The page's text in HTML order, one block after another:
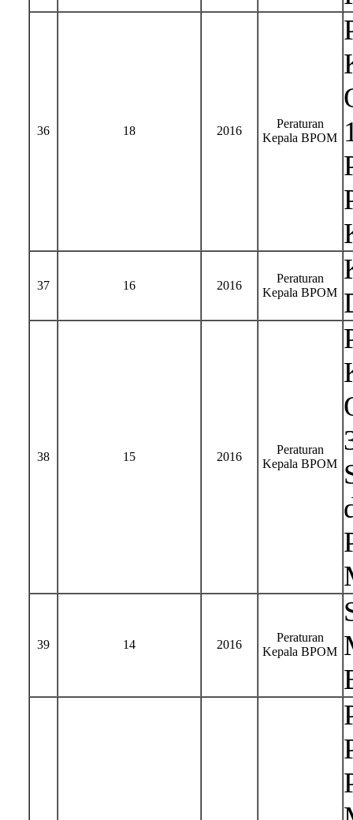
36 18 2016
Peraturan
Kepala BPOM
37 16 2016
Peraturan
Kepala BPOM
38 15 2016
Peraturan
Kepala BPOM
39 14 2016
Peraturan
Kepala BPOM